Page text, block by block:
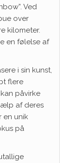
Ved
over
kilometer.
en følelse af
i sin kunst,
flere
påvirke
af deres
en unik
på